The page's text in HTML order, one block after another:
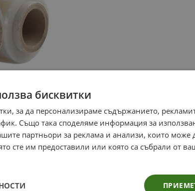
бисквитки
за да персонализираме съдържанието,
Също така споделяме информация за
партньори за реклама и анализи, които може
сте им предоставили или която са събрали от